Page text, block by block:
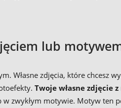
lub
Własne zdjęcia, które chcesz
Twoje własne zdjęcie
motywie. Motyw ten